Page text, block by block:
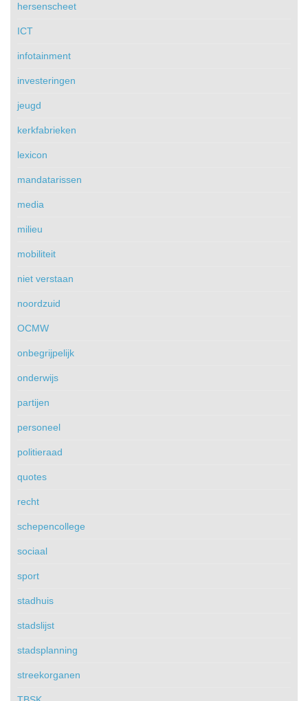
hersenscheet
ICT
infotainment
investeringen
jeugd
kerkfabrieken
lexicon
mandatarissen
media
milieu
mobiliteit
niet verstaan
noordzuid
OCMW
onbegrijpelijk
onderwijs
partijen
personeel
politieraad
quotes
recht
schepencollege
sociaal
sport
stadhuis
stadslijst
stadsplanning
streekorganen